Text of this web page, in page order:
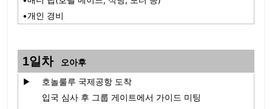
•개인 경비
1일차오아후
▶
호놀룰루 국제공항 도착
입국 심사 후 그룹 게이트에서 가이드 미팅